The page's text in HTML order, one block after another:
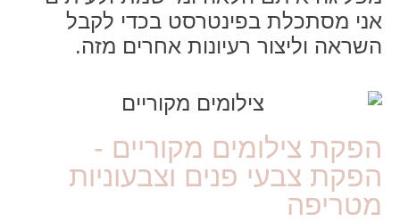
אני מסתכלת בפינטרסט בכדי לקבל
השראה וליצור רעיונות אחרים מזה.
הפקת צילומים מקוריים -
הפקת צבעי פנים וצבעוניות
מטריפה